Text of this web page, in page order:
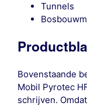
Tunnels
Bovenstaande
Mobil Pyrotec
schrijven.